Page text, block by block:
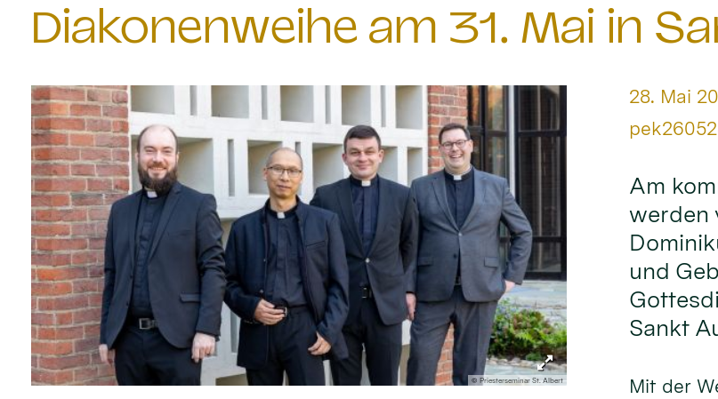
Diakonenweihe am 31. Mai in
© Priesterseminar St. Albert
Datum:
28. Mai
Von:
Am
werden
und
Sankt
Mit der